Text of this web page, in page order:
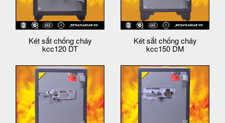
Két sắt chống cháy
kcc120 DT
Két sắt chống cháy
kcc150 DM